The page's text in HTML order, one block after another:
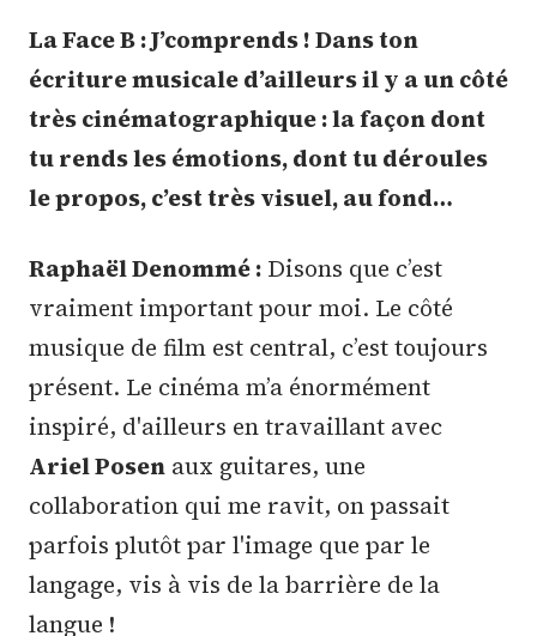
La Face B : J’comprends ! Dans ton
écriture musicale d’ailleurs il y a un côté
très cinématographique : la façon dont
tu rends les émotions, dont tu déroules
le propos, c’est très visuel, au fond…
Raphaël Denommé : Disons que c’est
vraiment important pour moi. Le côté
musique de film est central, c’est toujours
présent. Le cinéma m’a énormément
inspiré, d'ailleurs en travaillant avec
Ariel Posen aux guitares, une
collaboration qui me ravit, on passait
parfois plutôt par l'image que par le
langage, vis à vis de la barrière de la
langue !